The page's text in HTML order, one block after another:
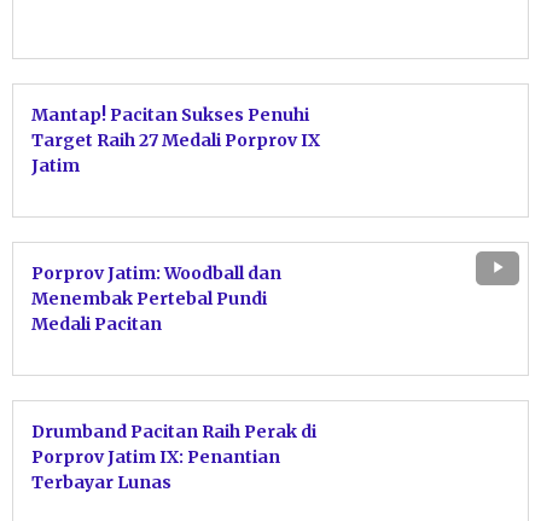
Mantap! Pacitan Sukses Penuhi
Target Raih 27 Medali Porprov IX
Jatim
Porprov Jatim: Woodball dan
Menembak Pertebal Pundi
Medali Pacitan
Drumband Pacitan Raih Perak di
Porprov Jatim IX: Penantian
Terbayar Lunas